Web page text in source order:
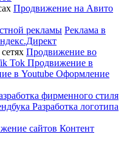
Продвижение на Авито
рекламы Реклама в
Продвижение во
Tok Продвижение в
в Youtube Оформление
фирменного стиля
Разработка логотипа
сайтов Контент